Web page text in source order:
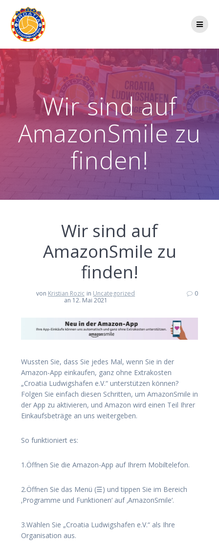
Wir sind auf
AmazonSmile zu
finden!
Wir sind auf
AmazonSmile zu
finden!
von Kristian Rozic in Uncategorized
an 12. Mai 2021
0
Wussten Sie, dass Sie jedes Mal, wenn Sie in der
Amazon-App einkaufen, ganz ohne Extrakosten
„Croatia Ludwigshafen e.V.“ unterstützen können?
Folgen Sie einfach diesen Schritten, um AmazonSmile in
der App zu aktivieren, und Amazon wird einen Teil Ihrer
Einkaufsbeträge an uns weitergeben.
So funktioniert es:
1.Öffnen Sie die Amazon-App auf Ihrem Mobiltelefon.
2.Öffnen Sie das Menü (☰) und tippen Sie im Bereich
‚Programme und Funktionen‘ auf ‚AmazonSmile‘.
3.Wählen Sie „Croatia Ludwigshafen e.V.“ als Ihre
Organisation aus.